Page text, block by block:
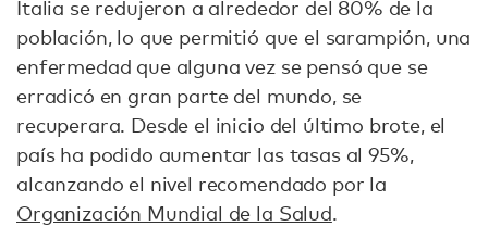
Italia se redujeron a alrededor del 80% de la
población, lo que permitió que el sarampión, una
enfermedad que alguna vez se pensó que se
erradicó en gran parte del mundo, se
recuperara. Desde el inicio del último brote, el
país ha podido aumentar las tasas al 95%,
alcanzando el nivel recomendado por la
Organización Mundial de la Salud.